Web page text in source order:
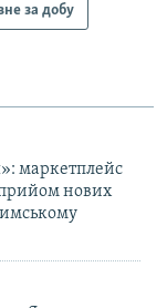
за добу
маркетплейс
нових